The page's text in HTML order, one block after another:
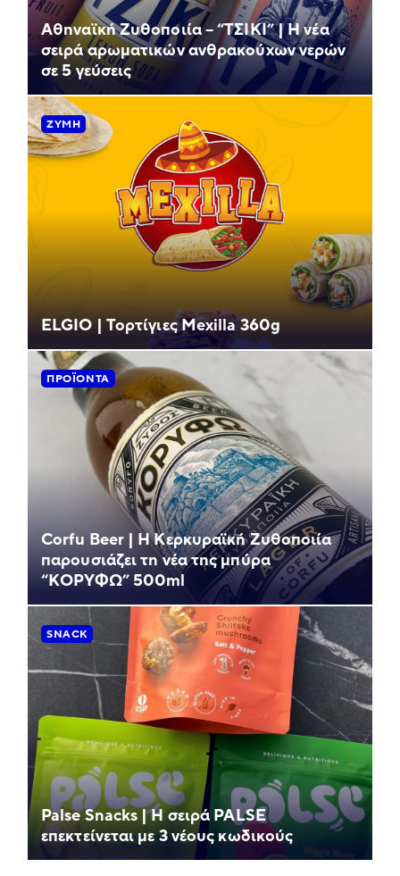
Αθηναϊκή Ζυθοποιία – “ΤΣΙΚΙ” | Η νέα
σειρά αρωματικών ανθρακούχων νερών
σε 5 γεύσεις
ΖΎΜΗ
ELGIO | Τορτίγιες Mexilla 360g
ΠΡΟΪΌΝΤΑ
Corfu Beer | Η Κερκυραϊκή Ζυθοποιία
παρουσιάζει τη νέα της μπύρα
“ΚΟΡΥΦΩ” 500ml
SNACK
Palse Snacks | Η σειρά PALSE
επεκτείνεται με 3 νέους κωδικούς